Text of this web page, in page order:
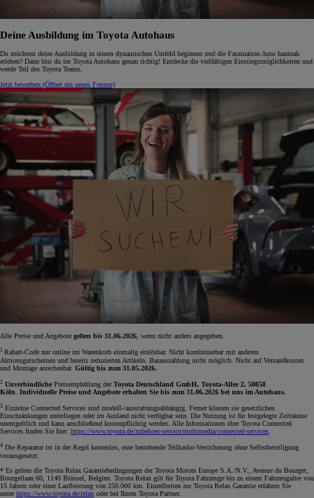
Deine Ausbildung im Toyota Autohaus
Du möchtest deine Ausbildung in einem dynamischen Umfeld beginnen und die Faszination Auto hautnah
erleben? Dann bist du im Toyota Autohaus genau richtig! Entdecke die vielfältigen Einstiegsmöglichkeiten und
werde Teil des Toyota Teams.
Jetzt bewerben (Öffnet ein neues Fenster)
Alle Preise und Angebote gelten bis 31.06.2026, wenn nicht anders angegeben.
1 Rabatt-Code nur online im Warenkorb einmalig einlösbar. Nicht kombinierbar mit anderen
Aktionsgutscheinen und bereits reduzierten Artikeln. Barauszahlung nicht möglich. Nicht auf Versandkosten
und Montage anrechenbar. Gültig bis zum 31.05.2026.
2 Unverbindliche Preisempfehlung derToyota Deutschland GmbH, Toyota-Allee 2, 50858
Köln
Individuelle Preise und Angebote erhalten Sie bis zum 31.06.2026 bei uns im Autohaus.
3 Einzelne Connected Services sind modell-/ausstattungsabhängig. Ferner können sie gesetzlichen
Einschränkungen unterliegen oder im Ausland nicht verfügbar sein. Die Nutzung ist für festgelegte Zeiträume
unentgeltlich und kann anschließend kostenpflichtig werden. Alle Informationen über Toyota Connected
Services finden Sie hier: https://www.toyota.de/zubehoer-service/multimedia/connected-services.
4 Die Reparatur ist in der Regel kostenlos, eine bestehende Teilkasko-Versicherung ohne Selbstbeteiligung
vorausgesetzt.
* Es gelten die Toyota Relax Garantiebedingungen der Toyota Motors Europe S.A./N.V., Avenue du Bourget,
Bourgetlaan 60, 1140 Brüssel, Belgien. Toyota Relax gilt für Toyota Fahrzeuge bis zu einem Fahrzeugalter von
15 Jahren oder einer Laufleistung von 250.000 km. Einzelheiten zur Toyota Relax Garantie erfahren Sie
unterhttps://www.toyota.de/relax oder bei Ihrem Toyota Partner.